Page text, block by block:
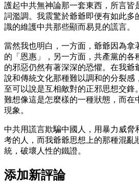
護起中共無神論那一套東西，所言皆
詞濫調。我震驚於爺爺即便有如此多
識的維護中共那些顯而易見的謊言。
當然我也明白，一方面，爺爺因為拿
的「恩惠」，另一方面，共產黨的各
的邪惡仍然有著深深的恐懼。在我爺
說和傳統文化那種難以調和的分裂感
至可以說是互相敵對的正邪思想交鋒
難想像這是怎麼樣的一種狀態，而在
現象。
中共用謊言欺騙中國人，用暴力威脅
考的人，而我爺爺思想上的那種混亂
統，破壞人性的鐵證。
添加新評論